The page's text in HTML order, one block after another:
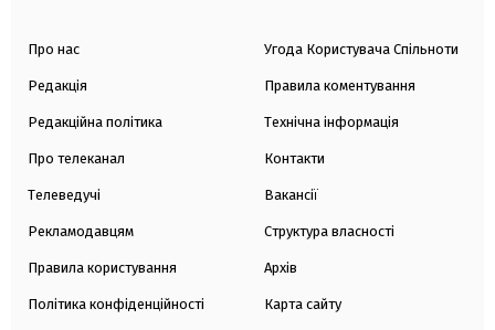
Про нас
Редакція
Редакційна політика
Про телеканал
Телеведучі
Рекламодавцям
Правила користування
Політика конфіденційності
Угода Користувача Спільноти
Правила коментування
Технічна інформація
Контакти
Вакансії
Структура власності
Архів
Карта сайту